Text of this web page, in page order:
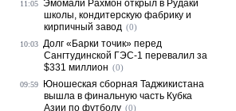
11:05 Эмомали Рахмон открыл в Рудаки
школы, кондитерскую фабрику и
кирпичный завод (0)
10:03 Долг «Барки точик» перед
Сангтудинской ГЭС-1 перевалил за
$331 миллион (0)
09:59
Юношеская сборная Таджикистана
вышла в финальную часть Кубка
Азии по футболу (0)